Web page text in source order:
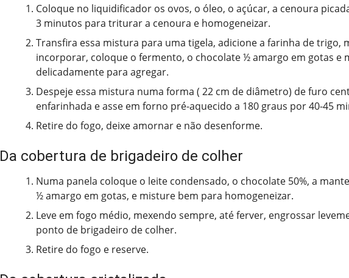
Coloque no liquidificador os ovos, o óleo, o açúcar, a cenoura
3 minutos para triturar a cenoura e homogeneizar.
Transfira essa mistura para uma tigela, adicione a farinha de trigo,
incorporar, coloque o fermento, o chocolate ½ amargo em gotas e
delicadamente para agregar.
Despeje essa mistura numa forma ( 22 cm de diâmetro) de furo
enfarinhada e asse em forno pré-aquecido a 180 graus por 40-45
Retire do fogo, deixe amornar e não desenforme.
Da cobertura de brigadeiro de colher
Numa panela coloque o leite condensado, o chocolate 50%, a
½ amargo em gotas, e misture bem para homogeneizar.
Leve em fogo médio, mexendo sempre, até ferver, engrossar
ponto de brigadeiro de colher.
Retire do fogo e reserve.